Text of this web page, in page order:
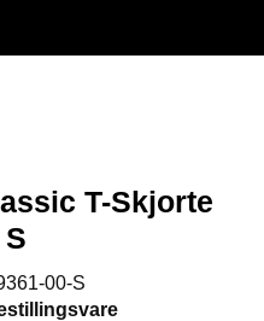
T-Skjorte
00-S